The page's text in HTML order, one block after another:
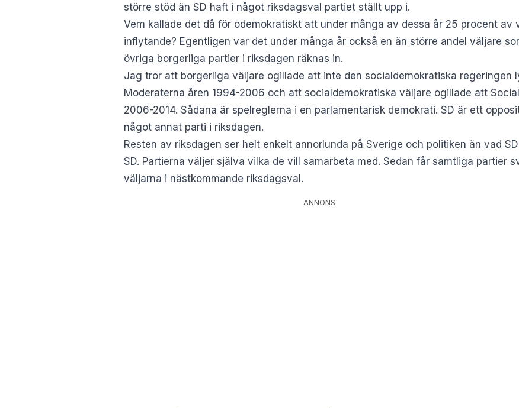
större stöd än SD haft i något riksdagsval partiet ställt upp i.
Vem kallade det då för odemokratiskt att under många av dessa år 25 procent av
inflytande? Egentligen var det under många år också en än större andel väljare
övriga borgerliga partier i riksdagen räknas in.
Jag tror att borgerliga väljare ogillade att inte den socialdemokratiska regeringen
Moderaterna åren 1994-2006 och att socialdemokratiska väljare ogillade att
2006-2014. Sådana är spelreglerna i en parlamentarisk demokrati. SD är ett
något annat parti i riksdagen.
Resten av riksdagen ser helt enkelt annorlunda på Sverige och politiken än vad
SD. Partierna väljer själva vilka de vill samarbeta med. Sedan får samtliga partier
väljarna i nästkommande riksdagsval.
ANNONS